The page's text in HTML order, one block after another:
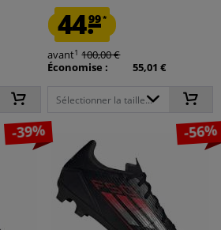
44.99*
avant1 100,00 €
Économise :
55,01 €
Sélectionner la taille...
-39% -56%